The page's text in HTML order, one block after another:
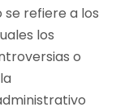
se refiere a los
los
o